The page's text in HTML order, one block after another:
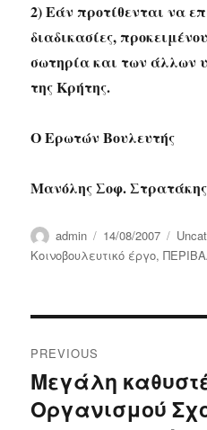
2) Εάν προτίθενται να
διαδικασίες,
σωτηρία και των άλλων
της Κρήτης.
Ο Ερωτών Βουλευτής
Μανόλης Σοφ. Στρατάκης
Author
admin
Posted
on
14/08/2007
Κοινοβουλευτικό έργο,
navigation
PREVIOUS
Previous
post:
Μεγάλη
Οργανισμού